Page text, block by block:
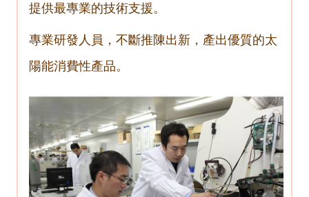
提供最專業的技術支援。
專業研發人員，不斷推陳出新，產出優質的太
陽能消費性產品。